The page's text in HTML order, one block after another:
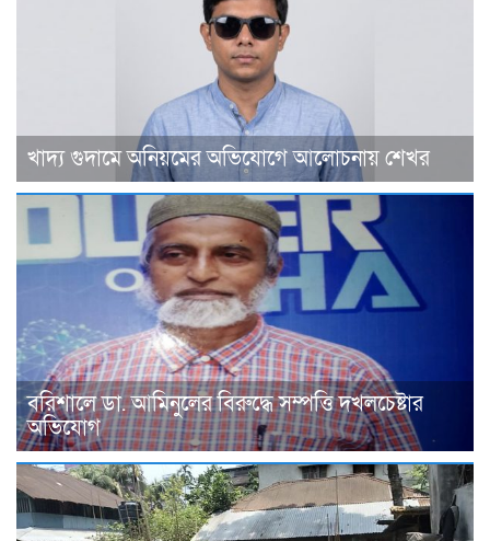
খাদ্য গুদামে অনিয়মের অভিযোগে আলোচনায় শেখর
বরিশালে ডা. আমিনুলের বিরুদ্ধে সম্পত্তি দখলচেষ্টার
অভিযোগ